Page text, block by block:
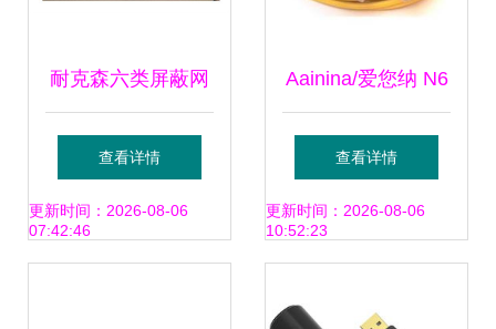
耐克森六类屏蔽网
络线 N63060报价,
参数,图片,论坛,怎
查看详情
更新时间：2026-08-06
07:42:46
Aainina/爱您纳 N6
六类网线 打造高效
稳定的家庭网络体
查看详情
更新时间：2026-08-06
10:52:23